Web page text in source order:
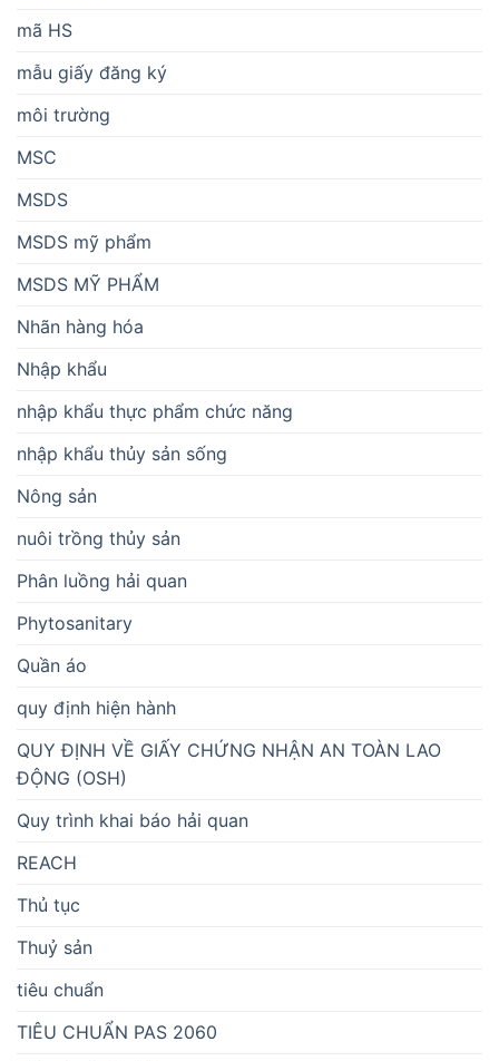
mã HS
mẫu giấy đăng ký
môi trường
MSC
MSDS
MSDS mỹ phẩm
MSDS MỸ PHẨM
Nhãn hàng hóa
Nhập khẩu
nhập khẩu thực phẩm chức năng
nhập khẩu thủy sản sống
Nông sản
nuôi trồng thủy sản
Phân luồng hải quan
Phytosanitary
Quần áo
quy định hiện hành
QUY ĐỊNH VỀ GIẤY CHỨNG NHẬN AN TOÀN LAO
ĐỘNG (OSH)
Quy trình khai báo hải quan
REACH
Thủ tục
Thuỷ sản
tiêu chuẩn
TIÊU CHUẨN PAS 2060